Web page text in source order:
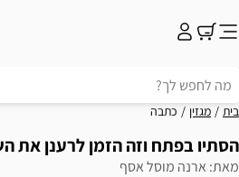
בית מגזין כתבה
הסתיו בפתח וזה הזמן לרענן את
מאת: ארנה מוסל אסף